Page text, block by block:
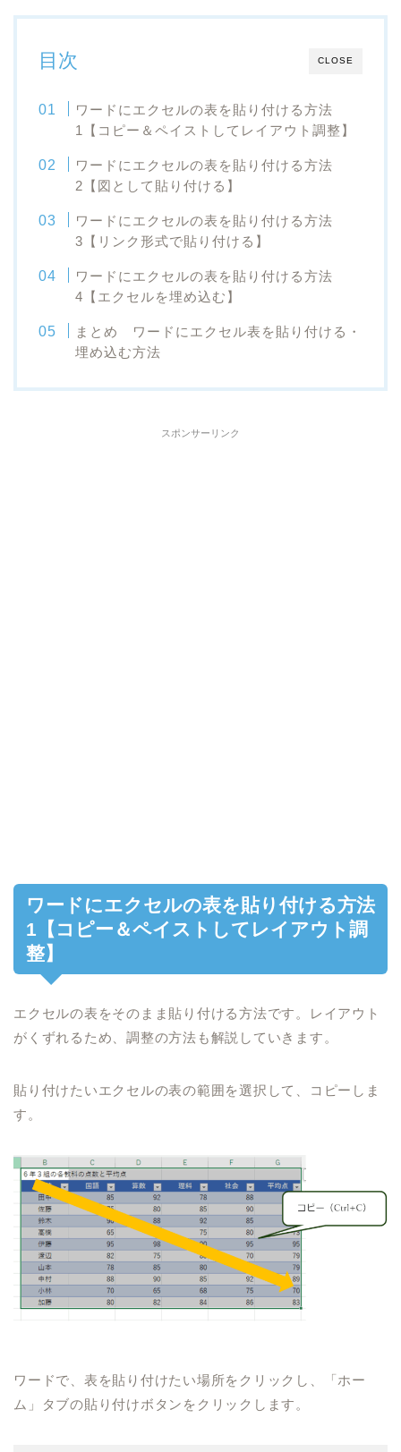
CLOSE
目次
ワードにエクセルの表を貼り付ける方法
1【コピー＆ペイストしてレイアウト調整】
ワードにエクセルの表を貼り付ける方法
2【図として貼り付ける】
ワードにエクセルの表を貼り付ける方法
3【リンク形式で貼り付ける】
ワードにエクセルの表を貼り付ける方法
4【エクセルを埋め込む】
まとめ ワードにエクセル表を貼り付ける・
埋め込む方法
スポンサーリンク
ワードにエクセルの表を貼り付ける方法
1【コピー＆ペイストしてレイアウト調
整】
エクセルの表をそのまま貼り付ける方法です。レイアウト
がくずれるため、調整の方法も解説していきます。
貼り付けたいエクセルの表の範囲を選択して、コピーしま
す。
ワードで、表を貼り付けたい場所をクリックし、「ホー
ム」タブの貼り付けボタンをクリックします。